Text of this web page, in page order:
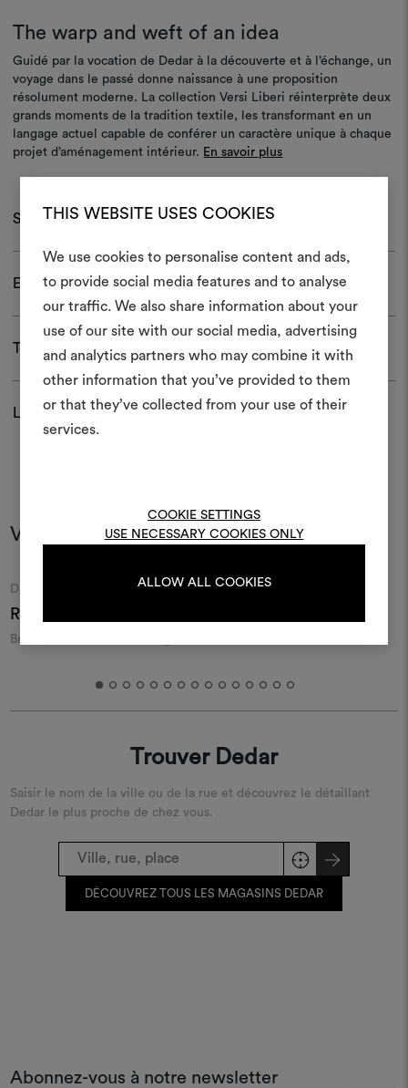
THIS WEBSITE USES COOKIES
We use cookies to personalise content and ads,
to provide social media features and to analyse
our traffic. We also share information about your
use of our site with our social media, advertising
and analytics partners who may combine it with
other information that you’ve provided to them
or that they’ve collected from your use of their
services.
COOKIE SETTINGS
USE NECESSARY COOKIES ONLY
ALLOW ALL COOKIES
The warp and weft of an idea
Guidé par la vocation de Dedar à la découverte et à l’échange, un
voyage dans le passé donne naissance à une proposition
résolument moderne. La collection Versi Liberi réinterprète deux
grands moments de la tradition textile, les transformant en un
langage actuel capable de conférer un caractère unique à chaque
projet d’aménagement intérieur. En savoir plus
Spécifications
Entretien et usage
Télécharger
Livraison et retour
Vous pourriez aussi aimer
Moodboard
DEDAR
Riptide 001
Broderie sinueuse sur tissage
DEDAR
Trouver Dedar
Saisir le nom de la ville ou de la rue et découvrez le détaillant
Dedar le plus proche de chez vous.
DÉCOUVREZ TOUS LES MAGASINS DEDAR
Abonnez-vous à notre newsletter
Créer
Un instrument interactif
à vos idées et les partager,
des matériaux et des